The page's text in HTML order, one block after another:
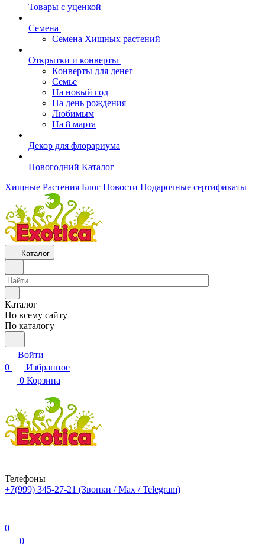
Товары с уценкой
Семена
Семена Хищных растений
Открытки и конверты
Конверты для денег
Семье
На новый год
На день рождения
Любимым
На 8 марта
Декор для флорариума
Новогодний Каталог
Хищные Растения Блог Новости Подарочные сертификаты
Каталог
Каталог
По всему сайту
По каталогу
Войти
0
Избранное
0 Корзина
Телефоны
+7(999) 345-27-21 (Звонки / Max / Telegram)
0
0